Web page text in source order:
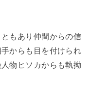
もあり仲間からの信
からも目を付けられ
物ヒソカからも執拗